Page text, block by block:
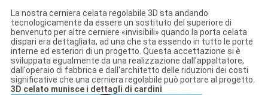
La nostra cerniera celata regolabile 3D sta andando
tecnologicamente da essere un sostituto del superiore di
benvenuto per altre cerniere «invisibili» quando la porta celata
dispari era dettagliata, ad una che sta essendo in tutto le porte
interne ed esteriori di un progetto. Questa accettazione si è
sviluppata egualmente da una realizzazione dall'appaltatore,
dall'operaio di fabbrica e dall'architetto delle riduzioni dei costi
significative che una cerniera regolabile può portare al progetto.
3D celato munisce i dettagli di cardini